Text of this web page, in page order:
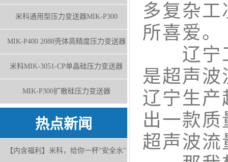
米科通用型压力变送器MIK-P300
MIK-P400 2088壳体高精度压力变送器
米科MIK-3051-CP单晶硅压力变送器
MIK-P300扩散硅压力变送器
热点新闻
【内含福利】米科，给你一杯“安全水”
多复杂
所喜爱。
辽宁工
是超声
辽宁生产
出一款
超声波